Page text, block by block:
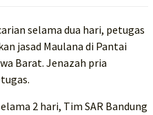
selama dua hari, petugas
jasad Maulana di Pantai
Barat. Jenazah pria
2 hari, Tim SAR Bandung